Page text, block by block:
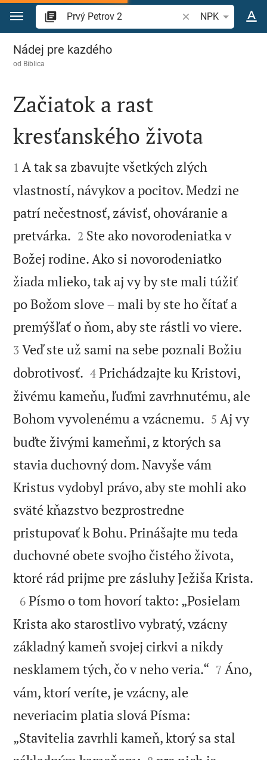
Prejsť na obsah
Vyhľadajte biblický
NPK
Prvý Petrov 2
Nádej pre kazdého
od Biblica

Začiatok a rast
kresťanského života

1 A tak sa zbavujte všetkých zlých
vlastností, návykov a pocitov. Medzi ne
patrí nečestnosť, závisť, ohováranie a
pretvárka. 

2 Ste ako novorodeniatka v
Božej rodine. Ako si novorodeniatko
žiada mlieko, tak aj vy by ste mali túžiť
po Božom slove – mali by ste ho čítať a
premýšľať o ňom, aby ste rástli vo viere.
3 Veď ste už sami na sebe poznali Božiu
dobrotivosť. 

4 Prichádzajte ku Kristovi,
živému kameňu, ľuďmi zavrhnutému, ale
Bohom vyvolenému a vzácnemu. 

5 Aj vy
buďte živými kameňmi, z ktorých sa
stavia duchovný dom. Navyše vám
Kristus vydobyl právo, aby ste mohli ako
sväté kňazstvo bezprostredne
pristupovať k Bohu. Prinášajte mu teda
duchovné obete svojho čistého života,
ktoré rád prijme pre zásluhy Ježiša Krista.

6 Písmo o tom hovorí takto: „Posielam
Krista ako starostlivo vybratý, vzácny
základný kameň svojej cirkvi a nikdy
nesklamem tých, čo v neho veria.“ 

7 Áno,
vám, ktorí veríte, je vzácny, ale
neveriacim platia slová Písma:
„Stavitelia zavrhli kameň, ktorý sa stal